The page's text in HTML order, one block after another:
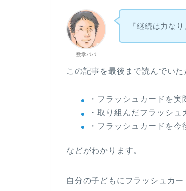
数学パパ
『継続は力な
この記事を最後まで読んでいた
・フラッシュカードを
・取り組んだフラッシュ
・フラッシュカードを
などがわかります。
自分の子どもにフラッシュカ